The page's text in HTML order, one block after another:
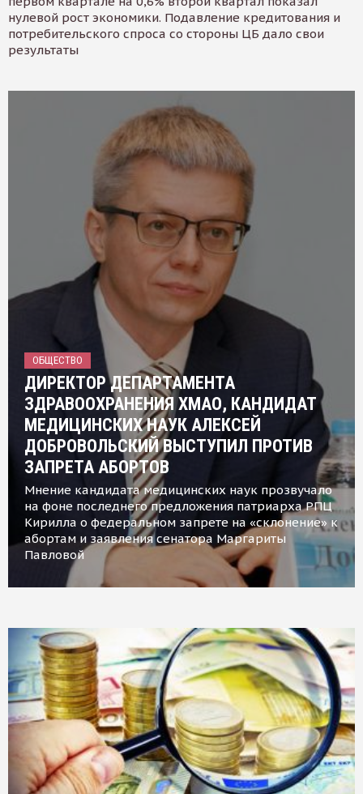
нулевой рост экономики. Подавление кредитования и
потребительского спроса со стороны ЦБ дало свои
результаты
ОБЩЕСТВО
ДИРЕКТОР ДЕПАРТАМЕНТА
ЗДРАВООХРАНЕНИЯ ХМАО, КАНДИДАТ
МЕДИЦИНСКИХ НАУК АЛЕКСЕЙ
ДОБРОВОЛЬСКИЙ ВЫСТУПИЛ ПРОТИВ
ЗАПРЕТА АБОРТОВ
Мнение кандидата медицинских наук прозвучало
на фоне последнего предложения патриарха РПЦ
Кирилла о федеральном запрете на «склонение» к
абортам и заявления сенатора Маргариты
Павловой